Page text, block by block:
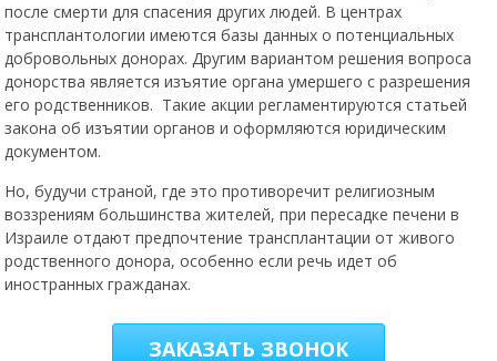
после смерти для спасения других людей. В центрах
трансплантологии имеются базы данных о потенциальных
добровольных донорах. Другим вариантом решения вопроса
донорства является изъятие органа умершего с разрешения
его родственников. Такие акции регламентируются статьей
закона об изъятии органов и оформляются юридическим
документом.
Но, будучи страной, где это противоречит религиозным
воззрениям большинства жителей, при пересадке печени в
Израиле отдают предпочтение трансплантации от живого
родственного донора, особенно если речь идет об
иностранных гражданах.
ЗАКАЗАТЬ ЗВОНОК